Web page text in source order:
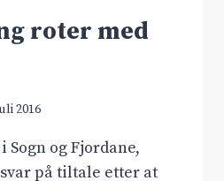
roter med
2016
og Fjordane,
på tiltale etter at